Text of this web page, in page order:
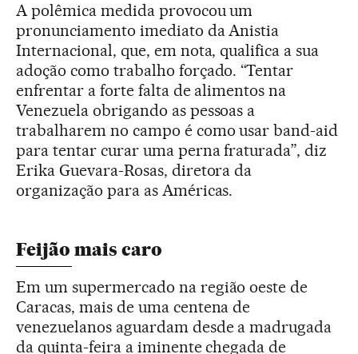
A polêmica medida provocou um
pronunciamento imediato da Anistia
Internacional, que, em nota, qualifica a sua
adoção como trabalho forçado. “Tentar
enfrentar a forte falta de alimentos na
Venezuela obrigando as pessoas a
trabalharem no campo é como usar band-aid
para tentar curar uma perna fraturada”, diz
Erika Guevara-Rosas, diretora da
organização para as Américas.
Feijão mais caro
Em um supermercado na região oeste de
Caracas, mais de uma centena de
venezuelanos aguardam desde a madrugada
da quinta-feira a iminente chegada de